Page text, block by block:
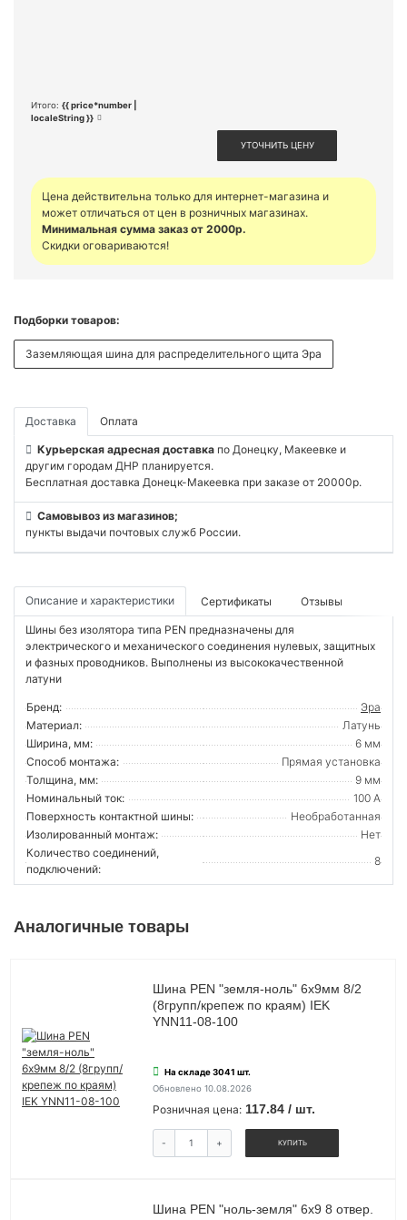
Итого: {{ price*number |
localeString }}
УТОЧНИТЬ ЦЕНУ
Цена действительна только для интернет-магазина и
может отличаться от цен в розничных магазинах.
Минимальная сумма заказ от 2000р.
Скидки оговариваются!
Подборки товаров:
Заземляющая шина для распределительного щита Эра
Доставка Оплата
Курьерская адресная доставка по Донецку, Макеевке и
другим городам ДНР планируется.
Бесплатная доставка Донецк-Макеевка при заказе от 20000р.
Самовывоз из магазинов;
пункты выдачи почтовых служб России.
Описание и характеристики Сертификаты Отзывы
Шины без изолятора типа PEN предназначены для
электрического и механического соединения нулевых, защитных
и фазных проводников. Выполнены из высококачественной
латуни
Бренд:
Эра
Материал:
Латунь
Ширина, мм:
6 мм
Способ монтажа:
Прямая установка
Толщина, мм:
9 мм
Номинальный ток:
100 А
Поверхность контактной шины:
Необработанная
Изолированный монтаж:
Нет
Количество соединений,
подключений:
8
Аналогичные товары
Шина PEN "земля-ноль" 6х9мм 8/2
(8групп/крепеж по краям) IEK
YNN11-08-100
На складе 3041 шт.
Обновлено 10.08.2026
Розничная цена: 117.84 / шт.
- + КУПИТЬ
Шина PEN "ноль-земля" 6х9 8 отвер.